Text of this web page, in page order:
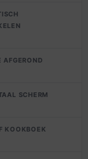
AFGEROND
SCHERM
KOOKBOEK